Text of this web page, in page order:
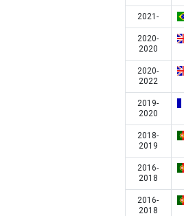
2021-
2020-
2020
2020-
2022
2019-
2020
2018-
2019
2016-
2018
2016-
2018